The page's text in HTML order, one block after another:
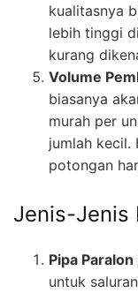
kualitasnya
lebih tinggi
kurang
Volume
biasanya
murah per
jumlah kecil.
potongan
Jenis-Jenis
Pipa
untuk